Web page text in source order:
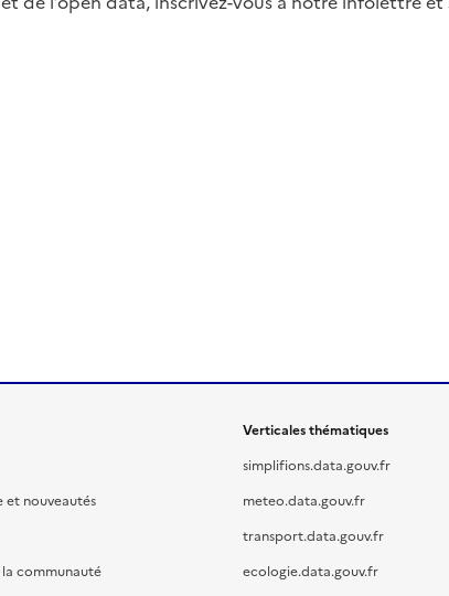
et nouveautés
la communauté
Verticales thématiques
simplifions.data.gouv.fr
meteo.data.gouv.fr
transport.data.gouv.fr
ecologie.data.gouv.fr